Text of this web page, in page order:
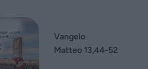
Vangelo
Matteo 13,44-52